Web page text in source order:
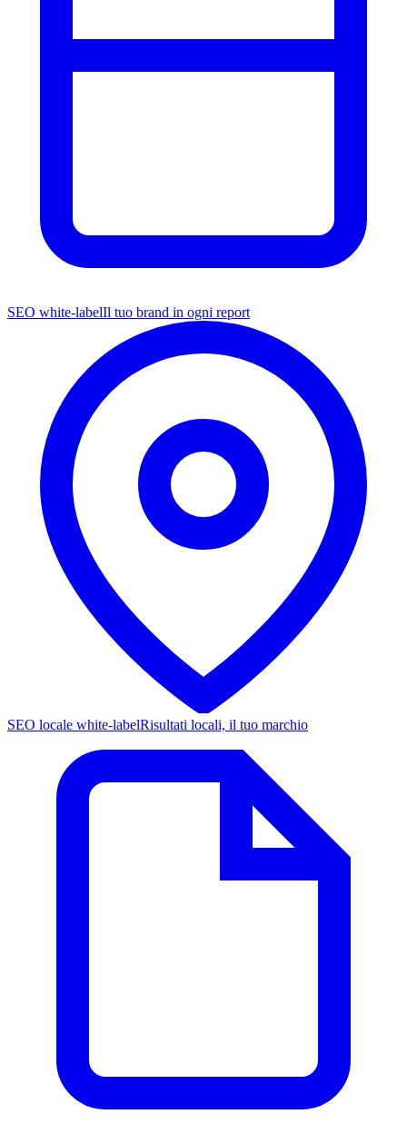
SEO white-labelIl tuo brand in ogni report
SEO locale white-labelRisultati locali, il tuo marchio